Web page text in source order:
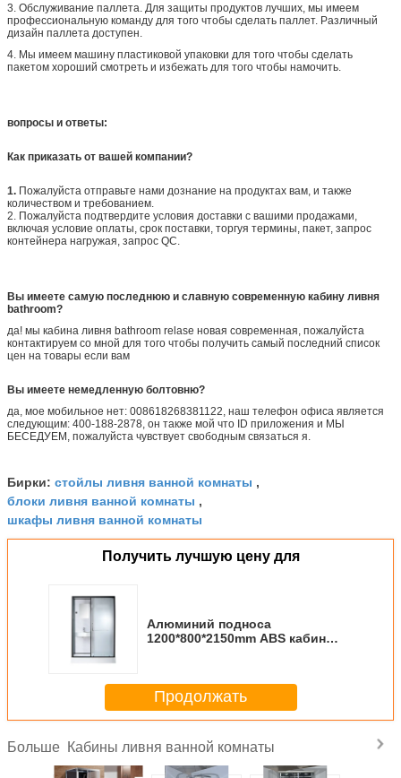
3. Обслуживание паллета. Для защиты продуктов лучших, мы имеем
профессиональную команду для того чтобы сделать паллет. Различный
дизайн паллета доступен.
4. Мы имеем машину пластиковой упаковки для того чтобы сделать
пакетом хороший смотреть и избежать для того чтобы намочить.
вопросы и ответы:
Как приказать от вашей компании?
1. Пожалуйста отправьте нами дознание на продуктах вам, и также
количеством и требованием.
2. Пожалуйста подтвердите условия доставки с вашими продажами,
включая условие оплаты, срок поставки, торгуя термины, пакет, запрос
контейнера нагружая, запрос QC.
Вы имеете самую последнюю и славную современную кабину ливня
bathroom?
да! мы кабина ливня bathroom relase новая современная, пожалуйста
контактируем со мной для того чтобы получить самый последний список
цен на товары если вам
Вы имеете немедленную болтовню?
да, мое мобильное нет: 008618268381122, наш телефон офиса является
следующим: 400-188-2878, он также мой что ID приложения и МЫ
БЕСЕДУЕМ, пожалуйста чувствует свободным связаться я.
Бирки: стойлы ливня ванной комнаты ,
блоки ливня ванной комнаты ,
шкафы ливня ванной комнаты
Получить лучшую цену для
Алюминий подноса
1200*800*2150mm ABS кабин
Продолжать
Больше Кабины ливня ванной комнаты